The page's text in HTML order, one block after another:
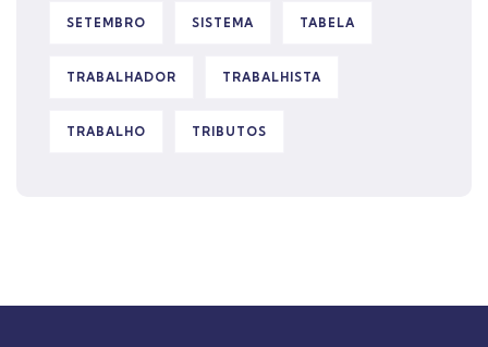
SETEMBRO SISTEMA TABELA
TRABALHADOR TRABALHISTA
TRABALHO TRIBUTOS